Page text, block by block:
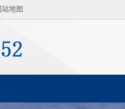
站地图